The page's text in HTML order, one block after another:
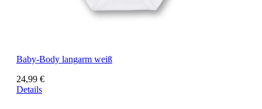
Baby-Body langarm weiß
24,99 €
Details